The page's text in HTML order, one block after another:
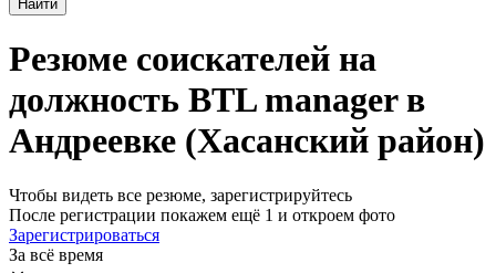
Найти
Резюме соискателей на
должность BTL manager в
Андреевке (Хасанский район)
Чтобы видеть все резюме, зарегистрируйтесь
После регистрации покажем ещё 1 и откроем фото
Зарегистрироваться
За всё время